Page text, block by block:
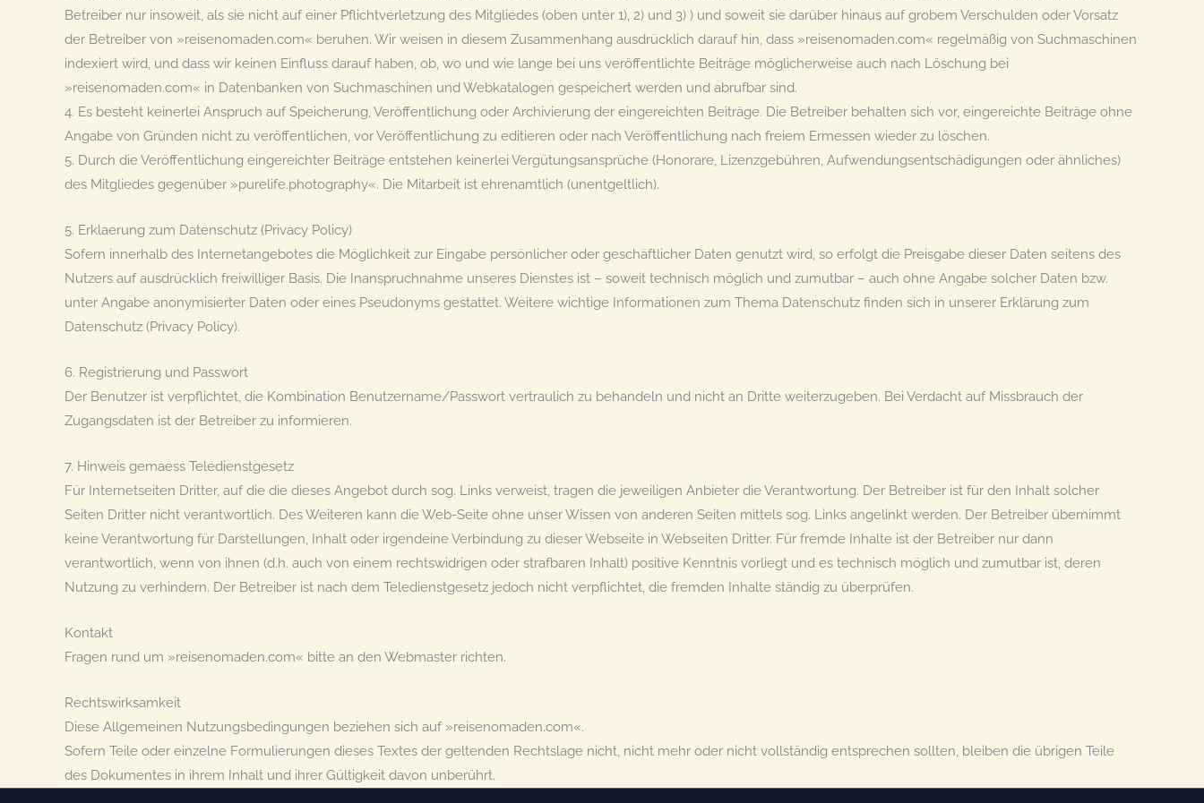
Betreiber nur insoweit, als sie nicht auf einer Pflichtverletzung des Mitgliedes (oben unter 1), 2) und 3) ) und soweit sie darüber hinaus auf grobem Verschulden oder Vorsatz
der Betreiber von »reisenomaden.com« beruhen. Wir weisen in diesem Zusammenhang ausdrücklich darauf hin, dass »reisenomaden.com« regelmäßig von Suchmaschinen
indexiert wird, und dass wir keinen Einfluss darauf haben, ob, wo und wie lange bei uns veröffentlichte Beiträge möglicherweise auch nach Löschung bei
»reisenomaden.com« in Datenbanken von Suchmaschinen und Webkatalogen gespeichert werden und abrufbar sind.
4. Es besteht keinerlei Anspruch auf Speicherung, Veröffentlichung oder Archivierung der eingereichten Beiträge. Die Betreiber behalten sich vor, eingereichte Beiträge ohne
Angabe von Gründen nicht zu veröffentlichen, vor Veröffentlichung zu editieren oder nach Veröffentlichung nach freiem Ermessen wieder zu löschen.
5. Durch die Veröffentlichung eingereichter Beiträge entstehen keinerlei Vergütungsansprüche (Honorare, Lizenzgebühren, Aufwendungsentschädigungen oder ähnliches)
des Mitgliedes gegenüber »purelife.photography«. Die Mitarbeit ist ehrenamtlich (unentgeltlich).
5. Erklaerung zum Datenschutz (Privacy Policy)
Sofern innerhalb des Internetangebotes die Möglichkeit zur Eingabe persönlicher oder geschäftlicher Daten genutzt wird, so erfolgt die Preisgabe dieser Daten seitens des
Nutzers auf ausdrücklich freiwilliger Basis. Die Inanspruchnahme unseres Dienstes ist – soweit technisch möglich und zumutbar – auch ohne Angabe solcher Daten bzw.
unter Angabe anonymisierter Daten oder eines Pseudonyms gestattet. Weitere wichtige Informationen zum Thema Datenschutz finden sich in unserer Erklärung zum
Datenschutz (Privacy Policy).
6. Registrierung und Passwort
Der Benutzer ist verpflichtet, die Kombination Benutzername/Passwort vertraulich zu behandeln und nicht an Dritte weiterzugeben. Bei Verdacht auf Missbrauch der
Zugangsdaten ist der Betreiber zu informieren.
7. Hinweis gemaess Teledienstgesetz
Für Internetseiten Dritter, auf die die dieses Angebot durch sog. Links verweist, tragen die jeweiligen Anbieter die Verantwortung. Der Betreiber ist für den Inhalt solcher
Seiten Dritter nicht verantwortlich. Des Weiteren kann die Web-Seite ohne unser Wissen von anderen Seiten mittels sog. Links angelinkt werden. Der Betreiber übernimmt
keine Verantwortung für Darstellungen, Inhalt oder irgendeine Verbindung zu dieser Webseite in Webseiten Dritter. Für fremde Inhalte ist der Betreiber nur dann
verantwortlich, wenn von ihnen (d.h. auch von einem rechtswidrigen oder strafbaren Inhalt) positive Kenntnis vorliegt und es technisch möglich und zumutbar ist, deren
Nutzung zu verhindern. Der Betreiber ist nach dem Teledienstgesetz jedoch nicht verpflichtet, die fremden Inhalte ständig zu überprüfen.
Kontakt
Fragen rund um »reisenomaden.com« bitte an den Webmaster richten.
Rechtswirksamkeit
Diese Allgemeinen Nutzungsbedingungen beziehen sich auf »reisenomaden.com«.
Sofern Teile oder einzelne Formulierungen dieses Textes der geltenden Rechtslage nicht, nicht mehr oder nicht vollständig entsprechen sollten, bleiben die übrigen Teile
des Dokumentes in ihrem Inhalt und ihrer Gültigkeit davon unberührt.